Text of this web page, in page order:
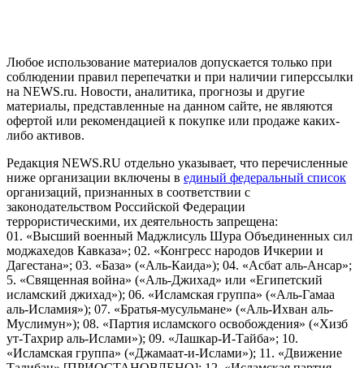
Любое использование материалов допускается только при
соблюдении правил перепечатки и при наличии гиперссылки
на NEWS.ru. Новости, аналитика, прогнозы и другие
материалы, представленные на данном сайте, не являются
офертой или рекомендацией к покупке или продаже каких-
либо активов.
Редакция NEWS.RU отдельно указывает, что перечисленные
ниже организации включены в единый федеральный список
организаций, признанных в соответствии с
законодательством Российской Федерации
террористическими, их деятельность запрещена:
01. «Высший военный Маджлисуль Шура Объединенных сил
моджахедов Кавказа»; 02. «Конгресс народов Ичкерии и
Дагестана»; 03. «База» («Аль-Каида»); 04. «Асбат аль-Ансар»;
5. «Священная война» («Аль-Джихад» или «Египетский
исламский джихад»); 06. «Исламская группа» («Аль-Гамаа
аль-Исламия»); 07. «Братья-мусульмане» («Аль-Ихван аль-
Муслимун»); 08. «Партия исламского освобождения» («Хизб
ут-Тахрир аль-Ислами»); 09. «Лашкар-И-Тайба»; 10.
«Исламская группа» («Джамаат-и-Ислами»); 11. «Движение